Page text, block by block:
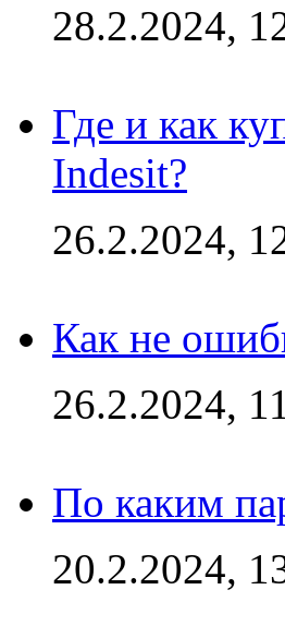
28.2.2024,
Где и как
Indesit?
26.2.2024,
Как не
26.2.2024,
По каким
20.2.2024,